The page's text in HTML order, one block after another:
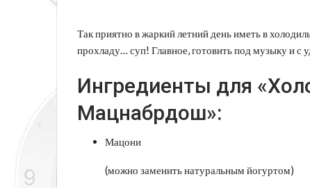
Так приятно в жаркий летний день иметь в
прохладу… суп! Главное, готовить под музыку и с
Ингредиенты для
Мацнабрдош»:
Мацони
(можно заменить натуральным йогуртом)